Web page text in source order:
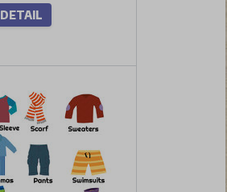
DETAIL